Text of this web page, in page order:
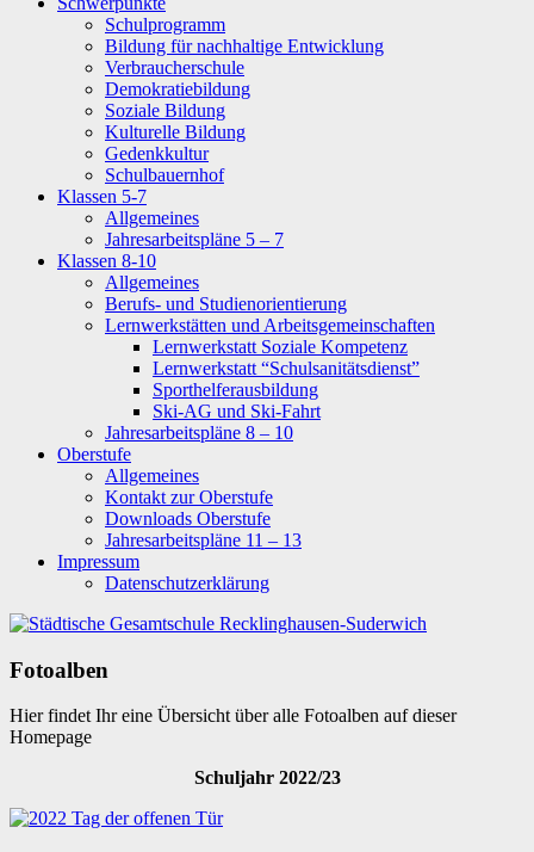
Schulprogramm
Bildung für nachhaltige Entwicklung
Verbraucherschule
Demokratiebildung
Soziale Bildung
Kulturelle Bildung
Gedenkkultur
Schulbauernhof
Klassen 5-7
Allgemeines
Jahresarbeitspläne 5 – 7
Klassen 8-10
Allgemeines
Berufs- und Studienorientierung
Lernwerkstätten und Arbeitsgemeinschaften
Lernwerkstatt Soziale Kompetenz
Lernwerkstatt “Schulsanitätsdienst”
Sporthelferausbildung
Ski-AG und Ski-Fahrt
Jahresarbeitspläne 8 – 10
Oberstufe
Allgemeines
Kontakt zur Oberstufe
Downloads Oberstufe
Jahresarbeitspläne 11 – 13
Impressum
Datenschutzerklärung
Fotoalben
Hier findet Ihr eine Übersicht über alle Fotoalben auf dieser
Homepage
Schuljahr 2022/23